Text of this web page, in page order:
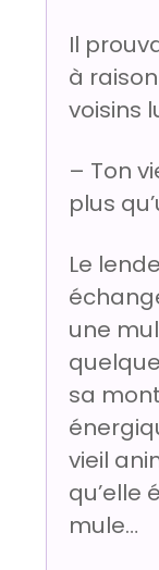
Il
à
voisins
– Ton
plus
Le
une
sa
vieil
qu’elle
mule…